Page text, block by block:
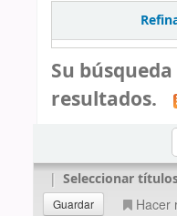
Su
resultados.
| Seleccionar
Hacer